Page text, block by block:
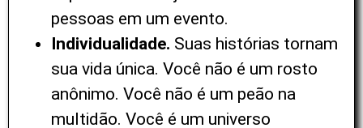
pessoas em um evento.
Individualidade. Suas histórias tornam
sua vida única. Você não é um rosto
anônimo. Você não é um peão na
multidão. Você é um universo